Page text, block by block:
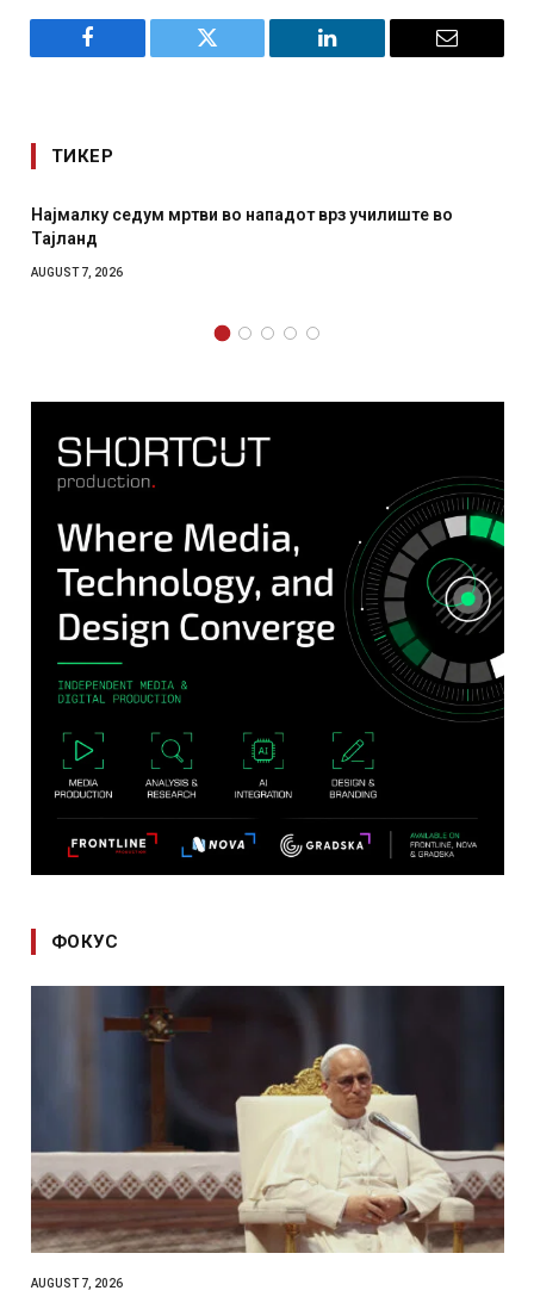
Facebook Twitter LinkedIn Email
ТИКЕР
врз училиште во
СОЗИС: Украинците повеќе
ФОКУС
AUGUST 7, 2026